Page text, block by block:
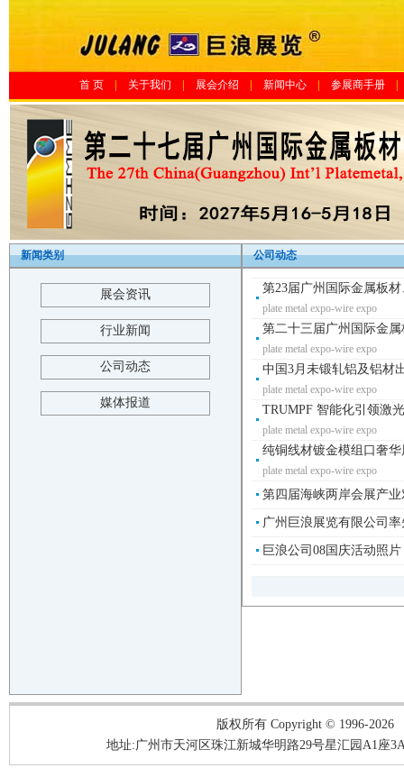
首 页 关于我们 展会介绍 新闻中心 参展商手册|
新闻类别
展会资讯
行业新闻
公司动态
媒体报道
公司动态
第23届广州国际金属板
plate metal expo-wire expo
第二十三届广州国际金
plate metal expo-wire expo
中国3月未锻轧铝及铝材
plate metal expo-wire expo
TRUMPF 智能化引领激
plate metal expo-wire expo
纯铜线材镀金模组口奢
plate metal expo-wire expo
第四届海峡两岸会展产
广州巨浪展览有限公司
巨浪公司08国庆活动照片
版权所有 Copyright © 1996-2026
地址:广州市天河区珠江新城华明路29号星汇园A1座